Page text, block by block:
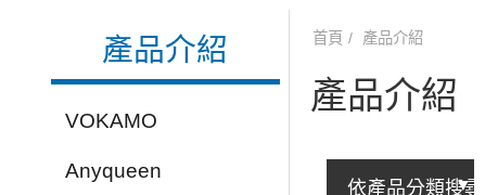
產品介紹
VOKAMO
Anyqueen
首頁 產品介紹
產品介紹